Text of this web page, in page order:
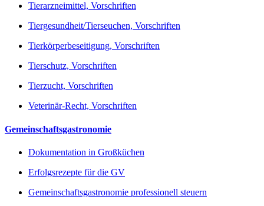
Tierarzneimittel, Vorschriften
Tiergesundheit/Tierseuchen, Vorschriften
Tierkörperbeseitigung, Vorschriften
Tierschutz, Vorschriften
Tierzucht, Vorschriften
Veterinär-Recht, Vorschriften
Gemeinschaftsgastronomie
Dokumentation in Großküchen
Erfolgsrezepte für die GV
Gemeinschaftsgastronomie professionell steuern